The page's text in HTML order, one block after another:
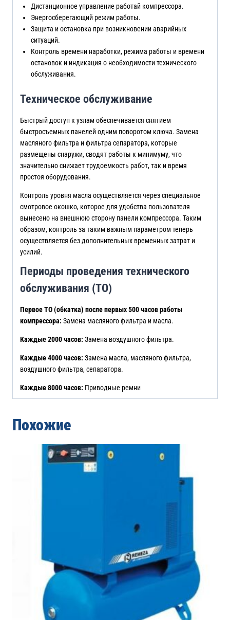
Дистанционное управление работай компрессора.
Энергосберегающий режим работы.
Защита и остановка при возникновении аварийных
ситуаций.
Контроль времени наработки, режима работы и времени
остановок и индикация о необходимости технического
обслуживания.
Техническое обслуживание
Быстрый доступ к узлам обеспечивается снятием
быстросъемных панелей одним поворотом ключа. Замена
масляного фильтра и фильтра сепаратора, которые
размещены снаружи, сводят работы к минимуму, что
значительно снижает трудоемкость работ, так и время
простоя оборудования.
Контроль уровня масла осуществляется через специальное
смотровое окошко, которое для удобства пользователя
вынесено на внешнюю сторону панели компрессора. Таким
образом, контроль за таким важным параметром теперь
осуществляется без дополнительных временных затрат и
усилий.
Периоды проведения технического
обслуживания (ТО)
Первое ТО (обкатка) после первых 500 часов работы
компрессора: Замена масляного фильтра и масла.
Каждые 2000 часов: Замена воздушного фильтра.
Каждые 4000 часов: Замена масла, масляного фильтра,
воздушного фильтра, сепаратора.
Каждые 8000 часов: Приводные ремни
Похожие